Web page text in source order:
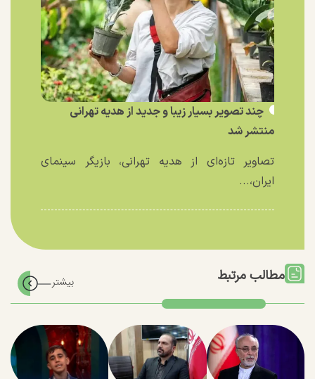
چند تصویر بسیار زیبا و جدید از هدیه تهرانی
منتشر شد
تصاویر تازه‌ای از هدیه تهرانی، بازیگر سینمای
ایران،...
مطالب مرتبط